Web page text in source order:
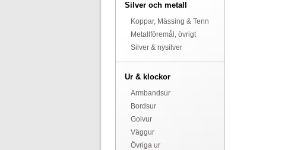
Silver och metall
Koppar, Mässing & Tenn
Metallföremål, övrigt
Silver & nysilver
Ur & klockor
Armbandsur
Bordsur
Golvur
Väggur
Övriga ur